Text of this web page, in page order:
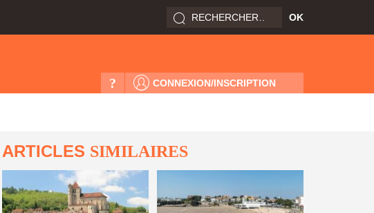
CONNEXION/INSCRIPTION
?
ARTICLES SIMILAIRES